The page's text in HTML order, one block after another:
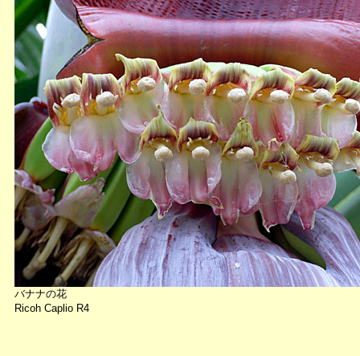
バナナの花
Ricoh Caplio R4